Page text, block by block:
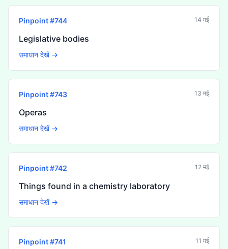
Pinpoint #744 14 मई
Legislative bodies
समाधान देखें →
Pinpoint #743 13 मई
Operas
समाधान देखें →
Pinpoint #742 12 मई
Things found in a chemistry laboratory
समाधान देखें →
Pinpoint #741 11 मई